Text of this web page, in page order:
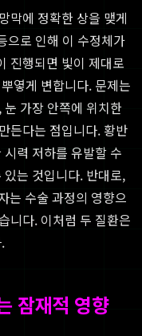
막에 정확한 상을 맺게
으로 인해 이 수정체가
진행되면 빛이 제대로
옇게 변합니다. 문제는
가장 안쪽에 위치한
든다는 점입니다. 황반
력 저하를 유발할 수
는 것입니다. 반대로,
는 수술 과정의 영향으
니다. 이처럼 두 질환은
잠재적 영향